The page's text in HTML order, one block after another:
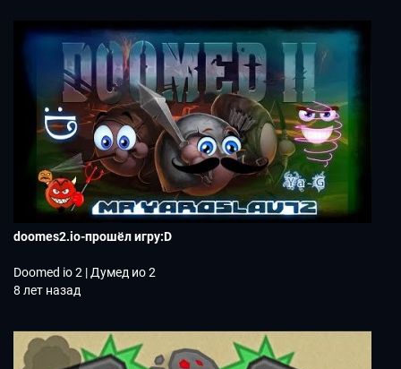
doomes2.io-прошёл игру:D
Doomed io 2 | Думед ио 2
8 лет назад